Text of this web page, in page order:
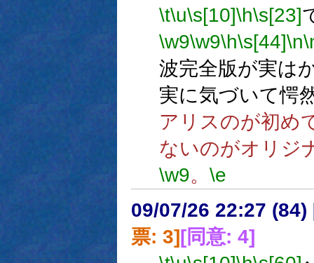
\t\u\s[10]\h\s[23]
\w9\w9\h\s[44]\n
波完全版が実は
実に気づいて愕
アリスのが初め
ないのがオリジ
\w9。 \e
09/07/26 22:27 (84)
票: 3][同意: 4]